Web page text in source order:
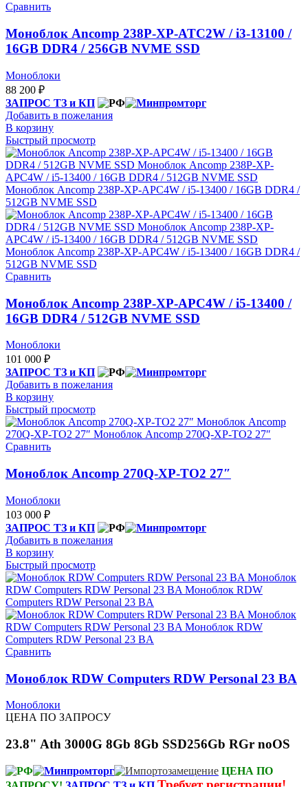
Сравнить
Моноблок Ancomp 238P-XP-ATC2W / i3-13100 /
16GB DDR4 / 256GB NVME SSD
Моноблоки
88 200 ₽
ЗАПРОС ТЗ и КП
Добавить в пожелания
В корзину
Быстрый просмотр
Сравнить
Моноблок Ancomp 238P-XP-APC4W / i5-13400 /
16GB DDR4 / 512GB NVME SSD
Моноблоки
101 000 ₽
ЗАПРОС ТЗ и КП
Добавить в пожелания
В корзину
Быстрый просмотр
Сравнить
Моноблок Ancomp 270Q-ХР-ТО2 27″
Моноблоки
103 000 ₽
ЗАПРОС ТЗ и КП
Добавить в пожелания
В корзину
Быстрый просмотр
Сравнить
Моноблок RDW Computers RDW Personal 23 BA
Моноблоки
ЦЕНА ПО ЗАПРОСУ
23.8" Ath 3000G 8Gb 8Gb SSD256Gb RGr noOS
ЦЕНА ПО